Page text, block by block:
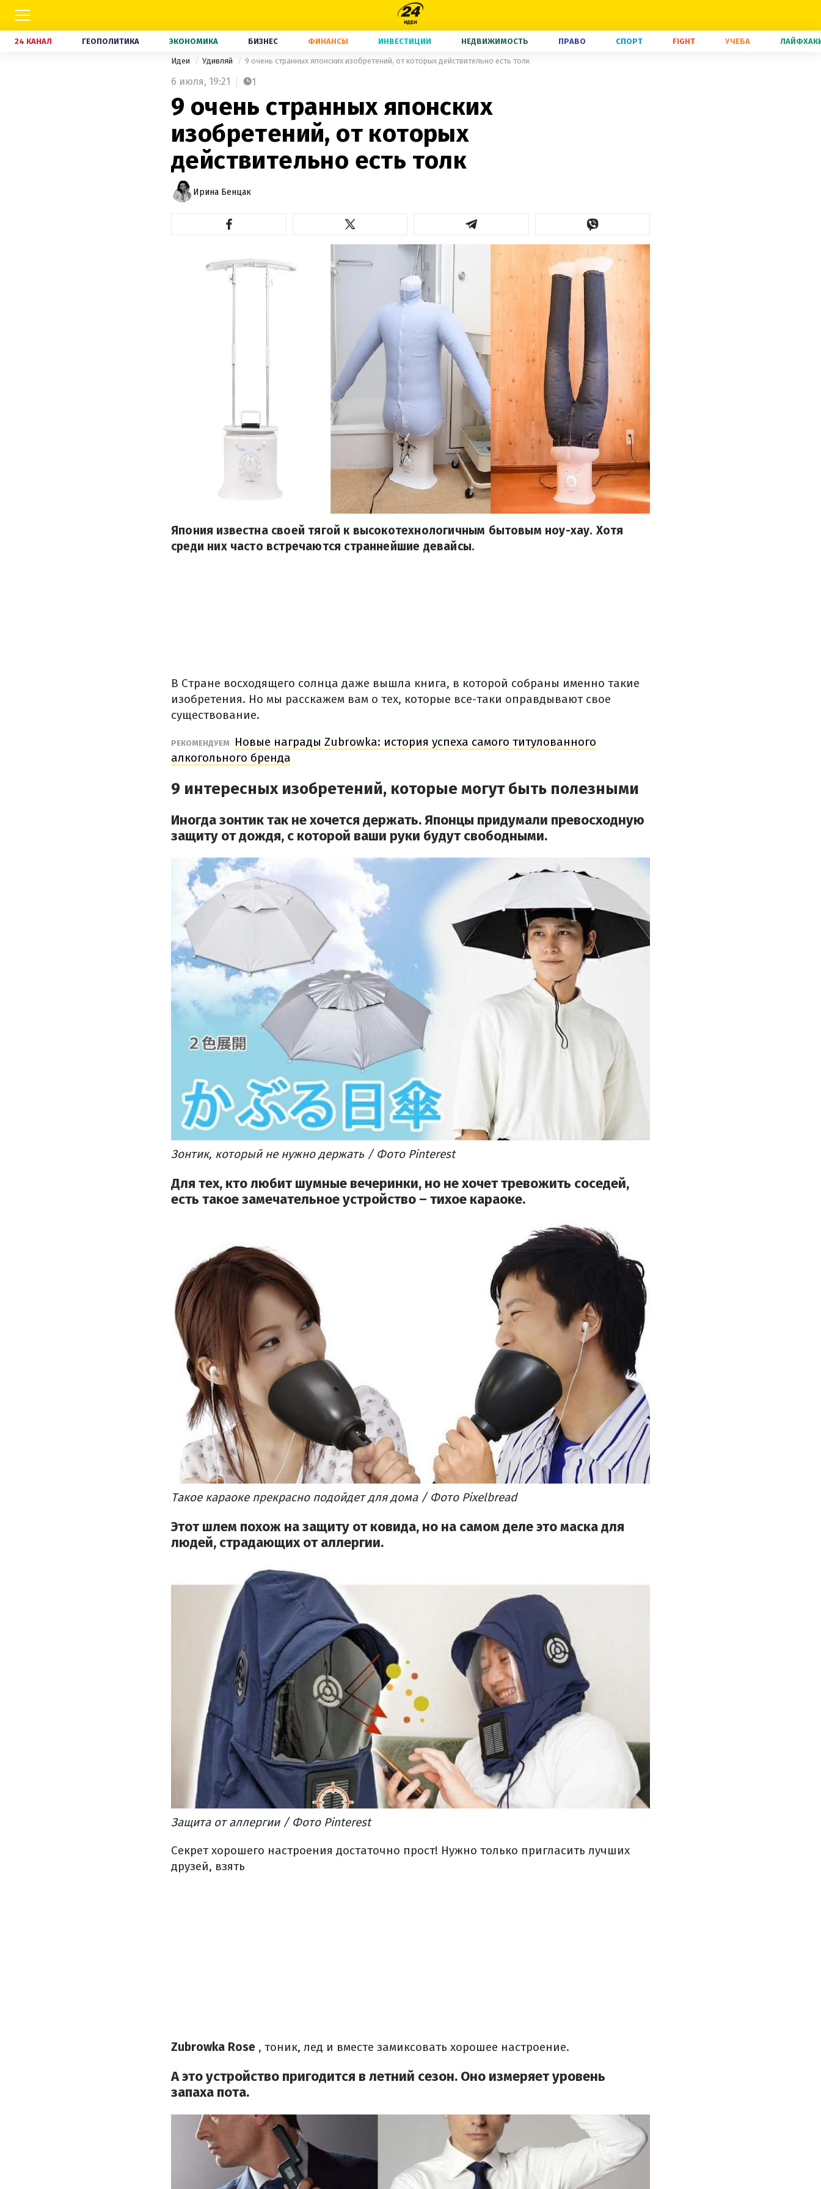
24 КАНАЛ ГЕОПОЛИТИКА ЭКОНОМИКА БИЗНЕС ФИНАНСЫ ИНВЕСТИЦИИ НЕДВИЖИМОСТЬ ПРАВО СПОРТ FIGHT УЧЕБА
Идеи Удивляй 9 очень странных японских изобретений, от которых действительно есть толк
6 июля, 19:21 1
9 очень странных японских
изобретений, от которых
действительно есть толк
Ирина Бенцак
Япония известна своей тягой к высокотехнологичным бытовым ноу-хау. Хотя
среди них часто встречаются страннейшие девайсы.
В Стране восходящего солнца даже вышла книга, в которой собраны именно такие
изобретения. Но мы расскажем вам о тех, которые все-таки оправдывают свое
существование.
РЕКОМЕНДУЕМ
Новые награды Zubrowka: история успеха самого титулованного
алкогольного бренда
9 интересных изобретений, которые могут быть полезными
Иногда зонтик так не хочется держать.Японцы придумали превосходную
защиту от дождя, с которой ваши руки будут свободными.
Зонтик, который не нужно держать / Фото Pinterest
Для тех, кто любит шумные вечеринки, но не хочет тревожить соседей,
есть такое замечательное устройство – тихое караоке.
Такое караоке прекрасно подойдет для дома / Фото Pixelbread
Этот шлем похож на защиту от ковида, но на самом деле это маска для
людей, страдающих от аллергии.
Защита от аллергии / Фото Pinterest
Секрет хорошего настроения достаточно прост! Нужно только пригласить лучших
друзей, взять
Zubrowka Rose , тоник, лед и вместе замиксовать хорошее настроение.
А это устройство пригодится в летний сезон. Оно измеряет уровень
запаха пота.